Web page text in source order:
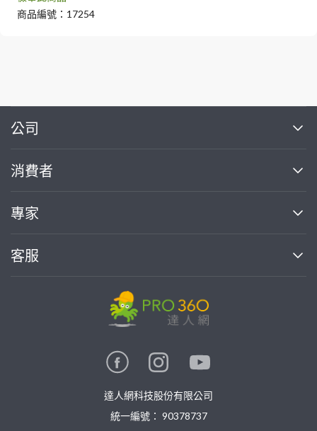
商品編號：17254
公司
關於我們
部落格
加入我們
消費者
買服務
熱門服務
專家
找案件
客服
達人網科技股份有限公司
統一編號： 90378737
繼續完成